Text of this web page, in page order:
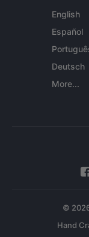
English
Español
Deutsch
More...
©